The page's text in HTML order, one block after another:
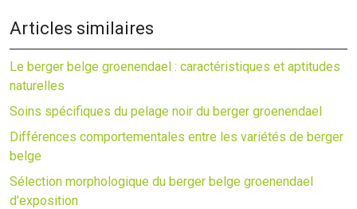
Articles similaires
Le berger belge groenendael : caractéristiques et aptitudes
naturelles
Soins spécifiques du pelage noir du berger groenendael
Différences comportementales entre les variétés de berger
belge
Sélection morphologique du berger belge groenendael
d’exposition